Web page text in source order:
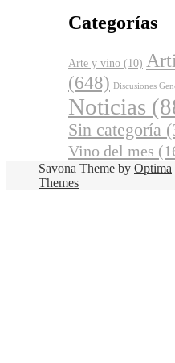
Categorías
Arte y vino (10)
(648) Discusiones
Noticias
Sin categoría
Vino del mes
Savona Theme by Optima
Themes